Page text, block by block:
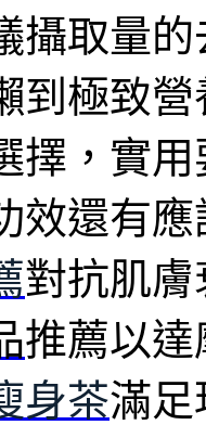
攝取量
到極致
擇，實
效還有
對抗肌
推薦以
身茶滿足